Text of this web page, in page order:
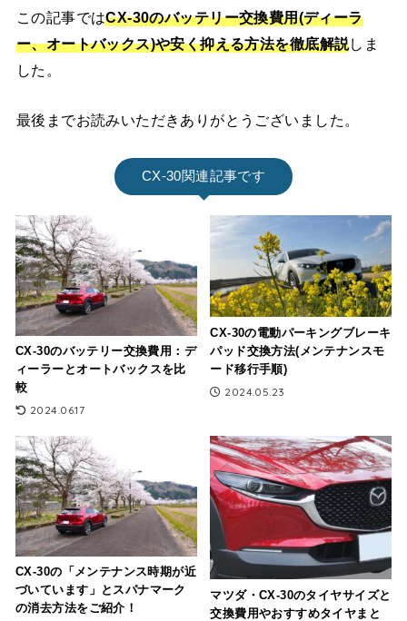
この記事ではCX-30のバッテリー交換費用(ディーラ
ー、オートバックス)や安く抑える方法を徹底解説しま
した。
最後までお読みいただきありがとうございました。
CX-30関連記事です
CX-30のバッテリー交換費用：デ
ィーラーとオートバックスを比
較
2024.06.17
CX-30の電動パーキングブレーキ
パッド交換方法(メンテナンスモ
ード移行手順)
2024.05.23
CX-30の「メンテナンス時期が近
づいています」とスパナマーク
の消去方法をご紹介！
マツダ・CX-30のタイヤサイズと
交換費用やおすすめタイヤまと